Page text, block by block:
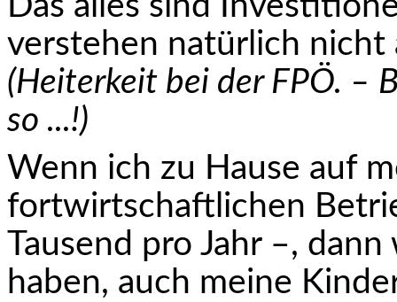
verstehen natürlich nicht
(Heiterkeit bei der FPÖ. –
so ...!)
Wenn ich zu Hause auf
fortwirtschaftlichen
Tausend pro Jahr –,
haben, auch meine